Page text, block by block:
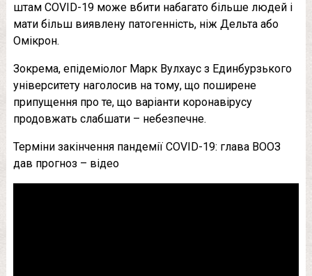
штам COVID-19 може вбити набагато більше людей і
мати більш виявлену патогенність, ніж Дельта або
Омікрон.
Зокрема, епідеміолог Марк Вулхаус з Единбурзького
університету наголосив на тому, що поширене
припущення про те, що варіанти коронавірусу
продовжать слабшати – небезпечне.
Терміни закінчення пандемії COVID-19: глава ВООЗ
дав прогноз – відео